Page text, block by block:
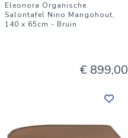
Eleonora Organische
Salontafel Nino Mangohout,
140 x 65cm - Bruin
€ 899,00